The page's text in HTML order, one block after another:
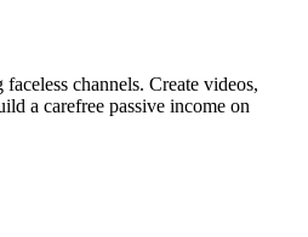
channels. Create videos,
a carefree passive income on